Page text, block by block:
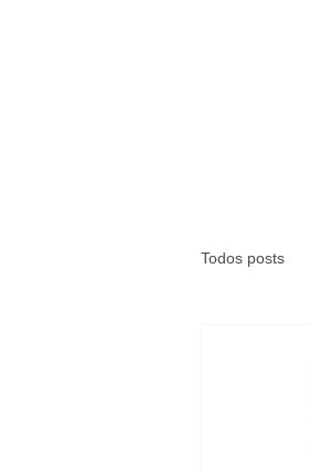
Todos posts